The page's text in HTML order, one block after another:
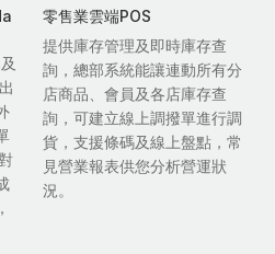
零售業雲端POS
提供庫存管理及即時庫存查
詢，總部系統能讓連動所有分
店商品、會員及各店庫存查
詢，可建立線上調撥單進行調
貨，支援條碼及線上盤點，常
見營業報表供您分析營運狀
況。